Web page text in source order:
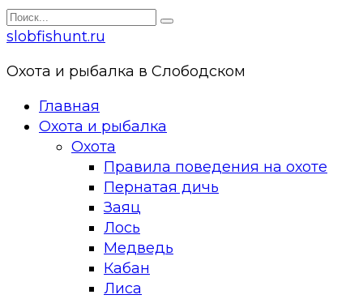
Перейти
к
Search
for:
slobfishunt.ru
Охота и рыбалка в Слободском
Главная
Охота и рыбалка
Охота
Правила поведения на охоте
Пернатая дичь
Заяц
Лось
Медведь
Кабан
Лиса